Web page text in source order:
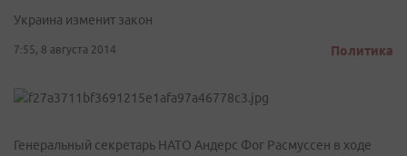
Украина изменит закон
7:55, 8 августа 2014 Политика
Генеральный секретарь НАТО Андерс Фог Расмуссен в ходе